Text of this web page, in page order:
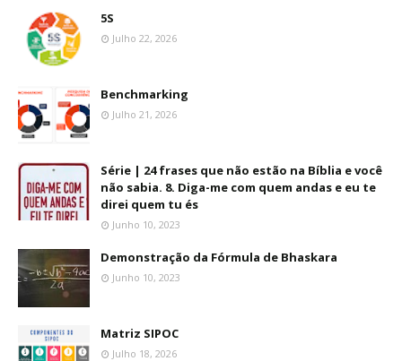
5S
Julho 22, 2026
Benchmarking
Julho 21, 2026
Série | 24 frases que não estão na Bíblia e você
não sabia. 8. Diga-me com quem andas e eu te
direi quem tu és
Junho 10, 2023
Demonstração da Fórmula de Bhaskara
Junho 10, 2023
Matriz SIPOC
Julho 18, 2026